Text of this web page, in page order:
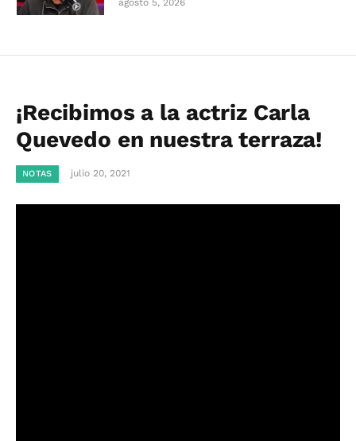
agosto 5, 2026
¡Recibimos a la actriz Carla
Quevedo en nuestra terraza!
NOTAS julio 20, 2021